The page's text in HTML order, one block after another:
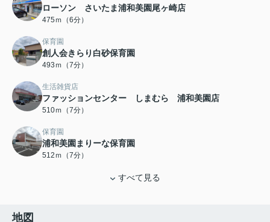
ローソン さいたま浦和美園尾ヶ崎店
475ｍ（6分）
保育園
創人会きらり白砂保育園
493ｍ（7分）
生活雑貨店
ファッションセンター しまむら 浦和美園店
510ｍ（7分）
保育園
浦和美園まりーな保育園
512ｍ（7分）
すべて見る
地図